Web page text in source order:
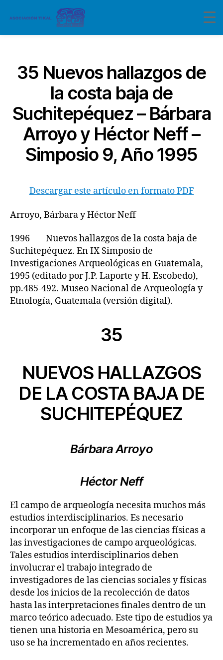
35 Nuevos hallazgos de
la costa baja de
Suchitepéquez – Bárbara
Arroyo y Héctor Neff –
Simposio 9, Año 1995
Descargar este artículo en formato PDF
Arroyo, Bárbara y Héctor Neff
1996 Nuevos hallazgos de la costa baja de
Suchitepéquez. En IX Simposio de
Investigaciones Arqueológicas en Guatemala,
1995 (editado por J.P. Laporte y H. Escobedo),
pp.485-492. Museo Nacional de Arqueología y
Etnología, Guatemala (versión digital).
35
NUEVOS HALLAZGOS
DE LA COSTA BAJA DE
SUCHITEPÉQUEZ
Bárbara Arroyo
Héctor Neff
El campo de arqueología necesita muchos más
estudios interdisciplinarios. Es necesario
incorporar un enfoque de las ciencias físicas a
las investigaciones de campo arqueológicas.
Tales estudios interdisciplinarios deben
involucrar el trabajo integrado de
investigadores de las ciencias sociales y físicas
desde los inicios de la recolección de datos
hasta las interpretaciones finales dentro de un
marco teórico adecuado. Este tipo de estudios ya
tienen una historia en Mesoamérica, pero su
uso se ha incrementado en años recientes.